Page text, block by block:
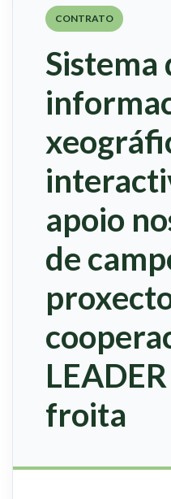
CONTRATO
Sistema
apoio
de
froita